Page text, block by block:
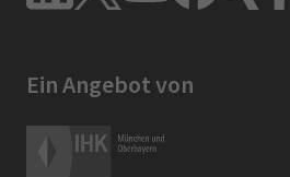
Ein Angebot von